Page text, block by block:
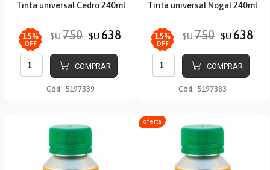
Tinta universal Cedro 240ml
15%
OFF
$U 750 $U 638
COMPRAR
Cód. 5197339
Tinta universal Nogal 240ml
15%
OFF
$U 750 $U 638
COMPRAR
Cód. 5197383
oferta